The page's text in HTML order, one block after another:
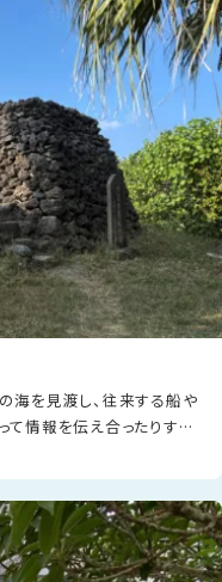
海を見渡し、往来する船や
て情報を伝え合ったりする